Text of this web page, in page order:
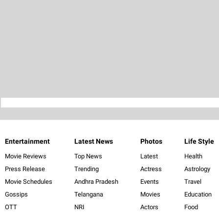
Entertainment
Movie Reviews
Press Release
Movie Schedules
Gossips
OTT
Latest News
Top News
Trending
Andhra Pradesh
Telangana
NRI
Photos
Latest
Actress
Events
Movies
Actors
Life Style
Health
Astrology
Travel
Education
Food